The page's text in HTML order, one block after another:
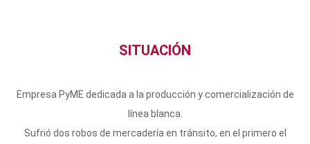
SITUACIÓN
Empresa PyME dedicada a la producción y comercialización de
línea blanca.
Sufrió dos robos de mercadería en tránsito, en el primero el